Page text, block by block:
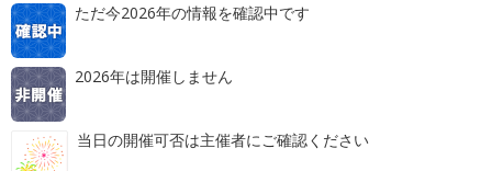
ただ今2026年の情報を確認中です
2026年は開催しません
当日の開催可否は主催者にご確認ください